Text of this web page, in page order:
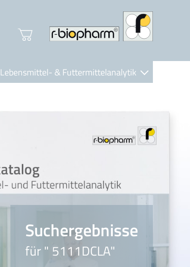
Lebensmittel- & Futtermittelanalytik
Suchergebnisse
für " 5111DCLA"